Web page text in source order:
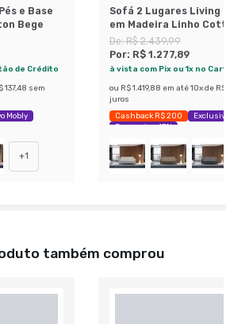
e Base
Bege
de Crédito
137,48 sem
Mobly
+1
Sofá 2 Lugares Living
em Madeira Linho
Marinho
De:R$ 2.439,99
Por: R$ 1.277,89
à vista com Pix ou 1x no
ou R$ 1.419,88 em até 10x de
juros
Cashback R$ 200
Economize 47%
também comprou